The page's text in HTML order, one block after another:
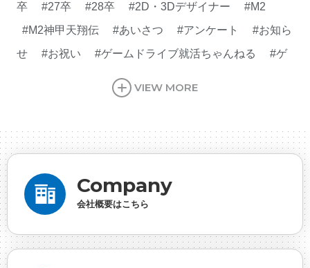
卒
#27卒 #28卒 #2D・3Dデザイナー
#M2
#M2神甲天翔伝
#あいさつ #アンケート
#お知ら
せ
#お祝い #ゲームドライブ就活ちゃんねる
#ゲ
#ゲーム開発
#シフォンめし
デザイナー
#プランナー #プログラマー
#プログ
ラム愛
事業実績
#事業紹介 #仕事紹介
#休業日
らん
#健康企業宣言 #健康優良法人 #入社式
#
VIEW MORE
Company
会社概要はこちら